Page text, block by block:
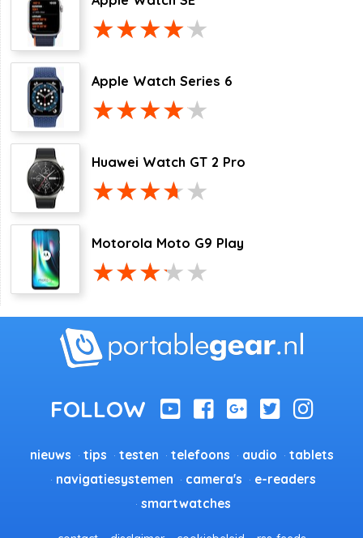
Apple Watch Series 6
Huawei Watch GT 2 Pro
Motorola Moto G9 Play
nieuws tips testen telefoons audio
tablets
navigatiesystemen
camera's
e-readers
smartwatches